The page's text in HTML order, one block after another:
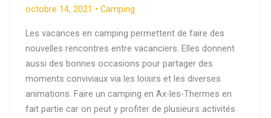
octobre 14, 2021 • Camping
Les vacances en camping permettent de faire des
nouvelles rencontres entre vacanciers. Elles donnent
aussi des bonnes occasions pour partager des
moments conviviaux via les loisirs et les diverses
animations. Faire un camping en Ax-les-Thermes en
fait partie car on peut y profiter de plusieurs activités